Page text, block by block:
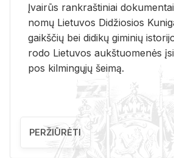
Įvai­rūs rank­raš­ti­niai
no­mų Lie­tu­vos Di­džio­sios
gaikš­čių bei di­di­kų gi­mi­nių
ro­do Lie­tu­vos aukš­tuo­me­nės
pos kil­min­gų­jų šei­mą.
PERŽIŪRĖTI